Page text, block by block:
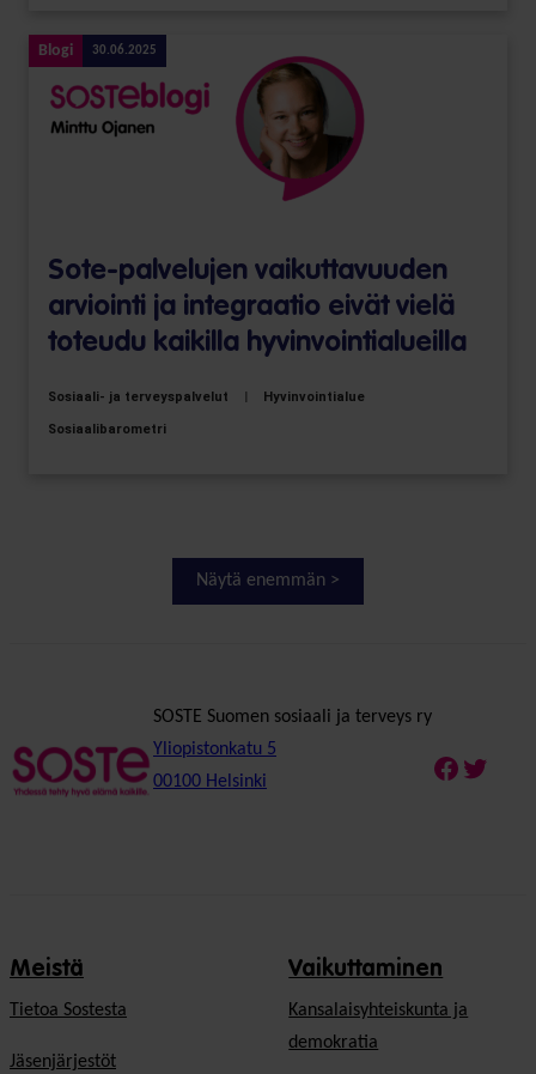
Blogi 30.06.2025
Sote-palvelujen vaikut­tavuuden
arviointi ja integraatio eivät vielä
toteudu kaikilla hyvin­vointi­alueilla
Sosiaali- ja terveyspalvelut | Hyvinvointialue
Sosiaalibarometri
Näytä enemmän >
SOSTE Suomen sosiaali ja terveys ry
Yliopistonkatu 5
00100 Helsinki
Meistä
Tietoa Sostesta
Jäsenjärjestöt
Vaikuttaminen
Kansalaisyhteiskunta ja
demokratia